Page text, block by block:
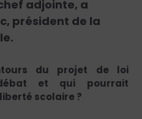
adjointe, a
président de la
du projet de loi
et qui pourrait
scolaire ?